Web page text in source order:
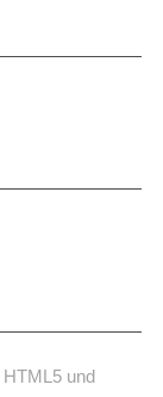
und